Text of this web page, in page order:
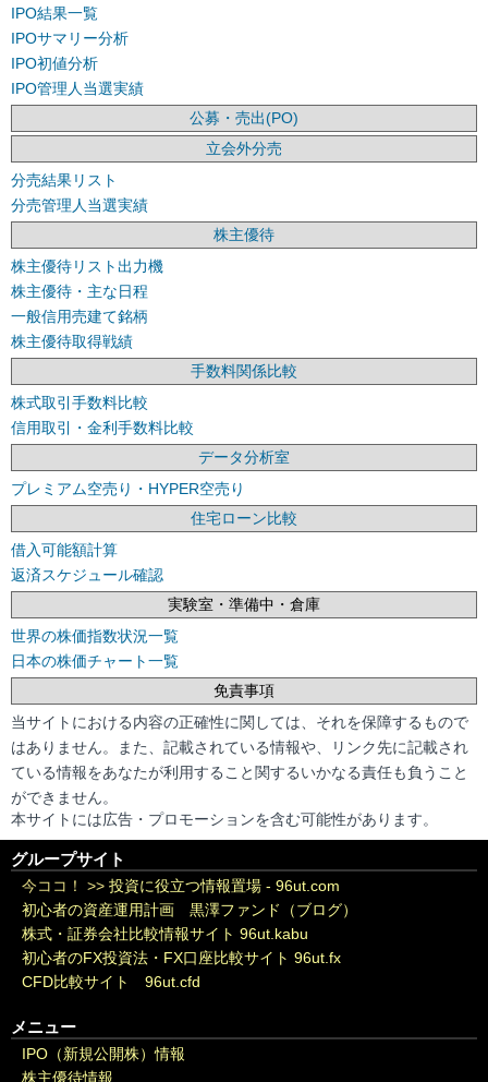
IPO結果一覧
IPOサマリー分析
IPO初値分析
IPO管理人当選実績
公募・売出(PO)
立会外分売
分売結果リスト
分売管理人当選実績
株主優待
株主優待リスト出力機
株主優待・主な日程
一般信用売建て銘柄
株主優待取得戦績
手数料関係比較
株式取引手数料比較
信用取引・金利手数料比較
データ分析室
プレミアム空売り・HYPER空売り
住宅ローン比較
借入可能額計算
返済スケジュール確認
実験室・準備中・倉庫
世界の株価指数状況一覧
日本の株価チャート一覧
免責事項
当サイトにおける内容の正確性に関しては、それを保障するもので
はありません。また、記載されている情報や、リンク先に記載され
ている情報をあなたが利用すること関するいかなる責任も負うこと
ができません。
本サイトには広告・プロモーションを含む可能性があります。
グループサイト
今ココ！ >> 投資に役立つ情報置場 - 96ut.com
初心者の資産運用計画 黒澤ファンド（ブログ）
株式・証券会社比較情報サイト 96ut.kabu
初心者のFX投資法・FX口座比較サイト 96ut.fx
CFD比較サイト 96ut.cfd
メニュー
IPO（新規公開株）情報
株主優待情報